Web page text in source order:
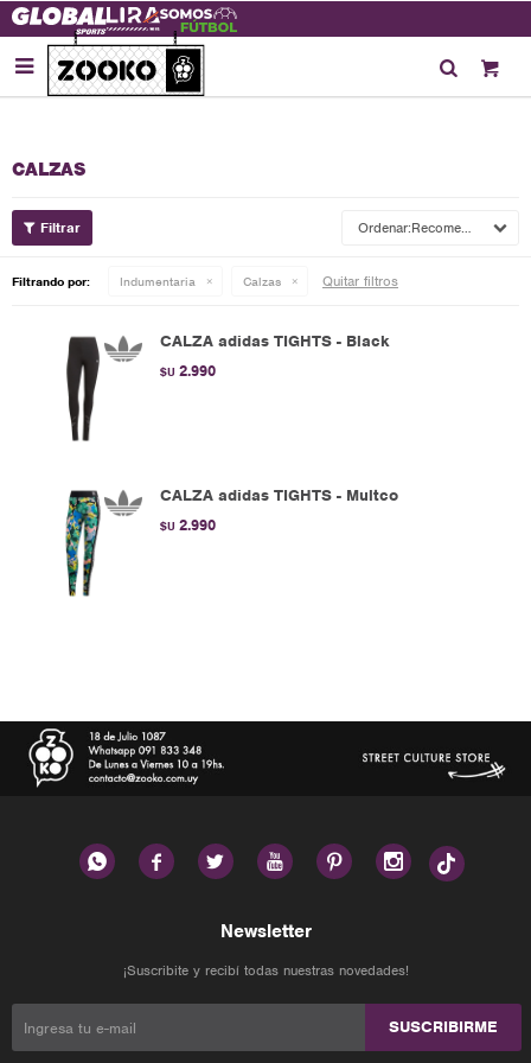

CALZAS
Recomendados
Filtrando por: Indumentaria Calzas Quitar filtros
CALZA adidas TIGHTS - Black
$U 2.990
CALZA adidas TIGHTS - Multco
$U 2.990
     
Newsletter
¡Suscribite y recibí todas nuestras novedades!
SUSCRIBIRME